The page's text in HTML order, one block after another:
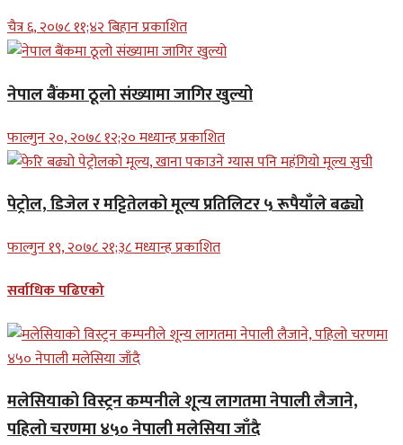
चैत्र ६, २०७८ ११;४२ बिहान प्रकाशित
नेपाल बैंकमा ठूलो संख्यामा जागिर खुल्यो
फाल्गुन २०, २०७८ १२;२० मध्यान्ह प्रकाशित
पेट्रोल, डिजेल र मट्टितेलको मूल्य प्रतिलिटर ५ रूपैयाँले बढ्यो
फाल्गुन १९, २०७८ २१;३८ मध्यान्ह प्रकाशित
सर्वाधिक पढिएको
मलेसियाको विस्ट्रन कम्पनीले शून्य लागतमा नेपाली लैजाने,
पहिलो चरणमा ४५० नेपाली मलेसिया जाँदै